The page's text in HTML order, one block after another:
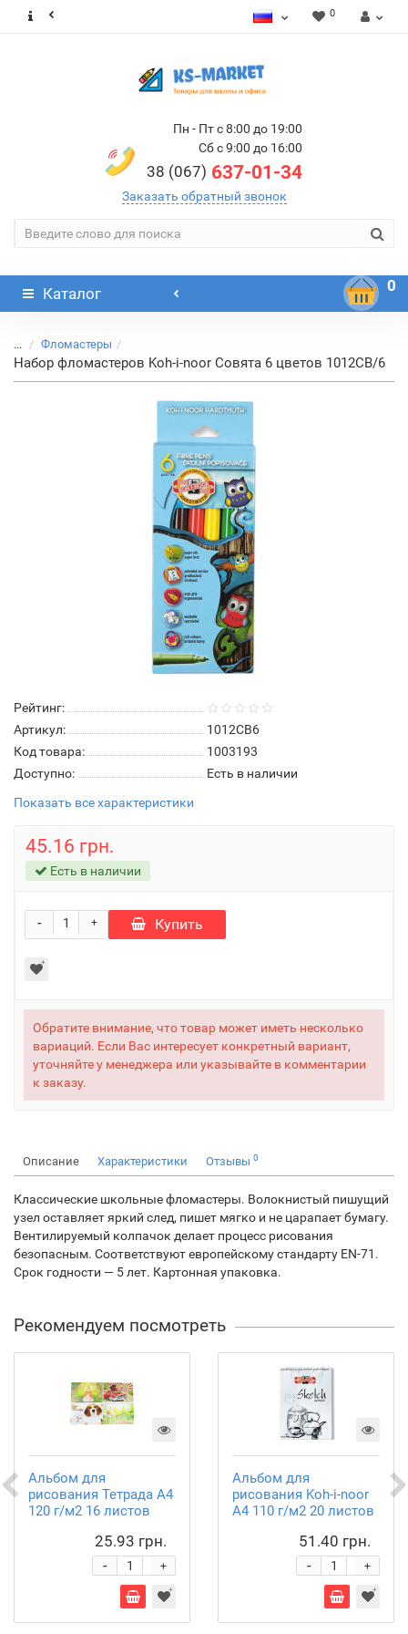
0
Пн - Пт с 8:00 до 19:00
Сб с 9:00 до 16:00
38 (067) 637-01-34
Заказать обратный звонок
Каталог 0
... Фломастеры
Набор фломастеров Koh-i-noor Совята 6 цветов 1012СВ/6
Рейтинг:
Артикул:
1012СВ6
Код товара:
1003193
Доступно:
Есть в наличии
Показать все характеристики
45.16 грн.
Есть в наличии
+
- Купить
Обратите внимание, что товар может иметь несколько
вариаций. Если Вас интересует конкретный вариант,
уточняйте у менеджера или указывайте в комментарии
к заказу.
Описание Характеристики Отзывы 0
Классические школьные фломастеры. Волокнистый пишущий
узел оставляет яркий след, пишет мягко и не царапает бумагу.
Вентилируемый колпачок делает процесс рисования
безопасным. Соответствуют европейскому стандарту EN-71.
Срок годности — 5 лет. Картонная упаковка.
Рекомендуем посмотреть
Альбом для
рисования Тетрада А4
120 г/м2 16 листов
25.93 грн.
+
-
Альбом для
рисования Koh-i-noor
А4 110 г/м2 20 листов
51.40 грн.
+
-